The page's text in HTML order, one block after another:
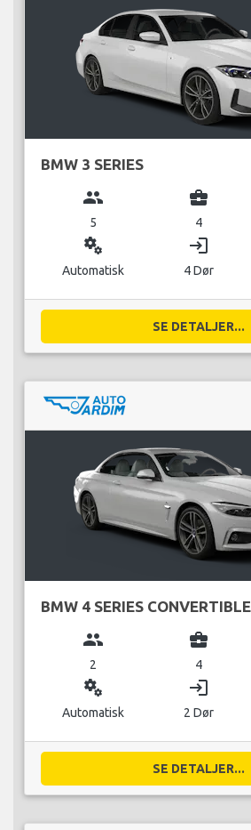
BMW 3 SERIES
group
5
business_center
4
miscellaneous_services
Automatisk
login
4 Dør
SE DETALJER...
BMW 4 SERIES CONVERTIBLE
group
2
business_center
4
miscellaneous_services
Automatisk
login
2 Dør
SE DETALJER...